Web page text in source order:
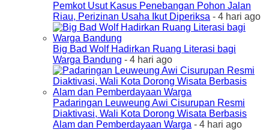
Pemkot Usut Kasus Penebangan Pohon Jalan
Riau, Perizinan Usaha Ikut Diperiksa - 4 hari ago
Big Bad Wolf Hadirkan Ruang Literasi bagi
Warga Bandung - 4 hari ago
Padaringan Leuweung Awi Cisurupan Resmi
Diaktivasi, Wali Kota Dorong Wisata Berbasis
Alam dan Pemberdayaan Warga - 4 hari ago